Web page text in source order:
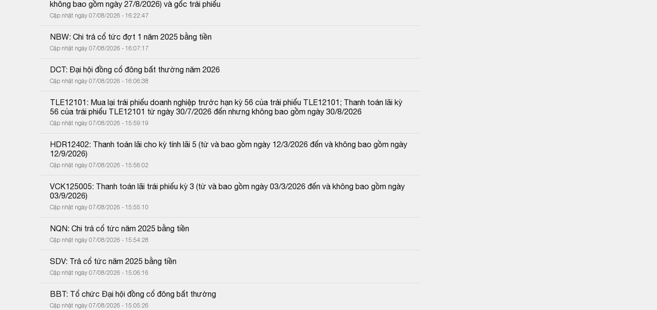
không bao gồm ngày 27/8/2026) và gốc trái phiếu
Cập nhật ngày 07/08/2026 - 16:22:47
NBW: Chi trả cổ tức đợt 1 năm 2025 bằng tiền
Cập nhật ngày 07/08/2026 - 16:07:17
DCT: Đại hội đồng cổ đông bất thường năm 2026
Cập nhật ngày 07/08/2026 - 16:06:38
TLE12101: Mua lại trái phiếu doanh nghiệp trước hạn kỳ 56 của trái phiếu TLE12101; Thanh toán lãi kỳ
56 của trái phiếu TLE12101 từ ngày 30/7/2026 đến nhưng không bao gồm ngày 30/8/2026
Cập nhật ngày 07/08/2026 - 15:59:19
HDR12402: Thanh toán lãi cho kỳ tính lãi 5 (từ và bao gồm ngày 12/3/2026 đến và không bao gồm ngày
12/9/2026)
Cập nhật ngày 07/08/2026 - 15:56:02
VCK125005: Thanh toán lãi trái phiếu kỳ 3 (từ và bao gồm ngày 03/3/2026 đến và không bao gồm ngày
03/9/2026)
Cập nhật ngày 07/08/2026 - 15:55:10
NQN: Chi trả cổ tức năm 2025 bằng tiền
Cập nhật ngày 07/08/2026 - 15:54:28
SDV: Trả cổ tức năm 2025 bằng tiền
Cập nhật ngày 07/08/2026 - 15:06:16
BBT: Tổ chức Đại hội đồng cổ đông bất thường
Cập nhật ngày 07/08/2026 - 15:05:26